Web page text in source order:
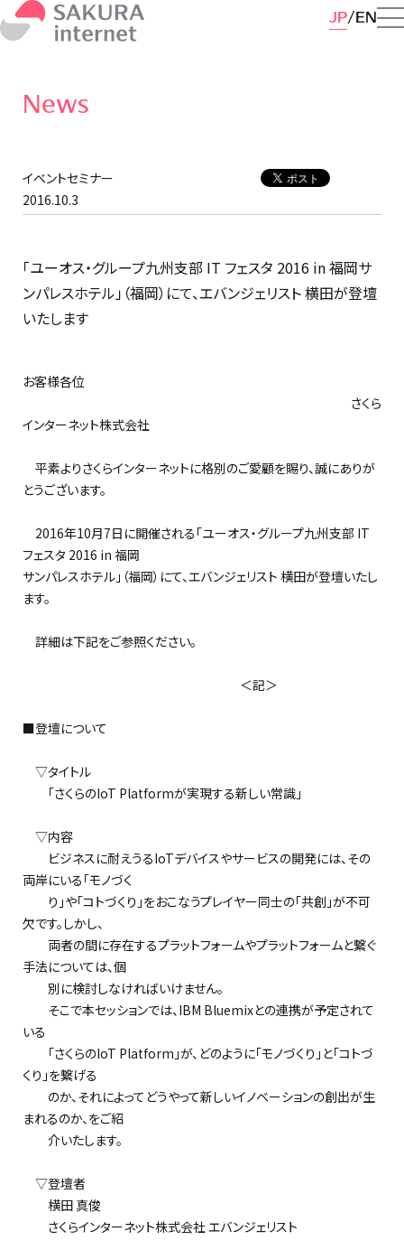
JP EN
News
イベントセミナー
2016.10.3
「ユーオス・グループ九州支部 IT フェスタ 2016 in 福岡サ
ンパレスホテル」（福岡）にて、エバンジェリスト 横田が登壇
いたします
お客様各位
さくら
インターネット株式会社
平素よりさくらインターネットに格別のご愛顧を賜り、誠にありが
とうございます。
2016年10月7日に開催される「ユーオス・グループ九州支部 IT
フェスタ 2016 in 福岡
サンパレスホテル」（福岡）にて、エバンジェリスト 横田が登壇いたし
ます。
詳細は下記をご参照ください。
＜記＞
■登壇について
▽タイトル
「さくらのIoT Platformが実現する新しい常識」
▽内容
ビジネスに耐えうるIoTデバイスやサービスの開発には、その
両岸にいる「モノづく
り」や「コトづくり」をおこなうプレイヤー同士の「共創」が不可
欠です。しかし、
両者の間に存在するプラットフォームやプラットフォームと繋ぐ
手法については、個
別に検討しなければいけません。
そこで本セッションでは、IBM Bluemixとの連携が予定されて
いる
「さくらのIoT Platform」が、どのように「モノづくり」と「コトづ
くり」を繋げる
のか、それによってどうやって新しいイノベーションの創出が生
まれるのか、をご紹
介いたします。
▽登壇者
横田 真俊
さくらインターネット株式会社 エバンジェリスト